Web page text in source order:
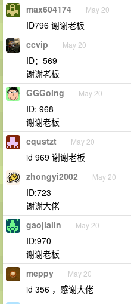
max604174 May 20
ID796 谢谢老板
ccvip May 20
ID：569
谢谢老板
GGGoing May 20
ID: 968
谢谢老板
cqustzt May 20
id 969 谢谢老板
zhongyi2002 May 20
ID:723
谢谢大佬
gaojialin May 20
ID:970
谢谢老板
meppy May 20
id 356 ，感谢大佬